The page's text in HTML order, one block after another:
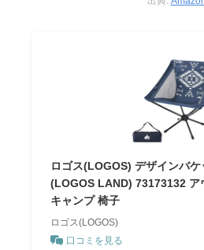
ロゴス(LOGOS) デザインバケ
(LOGOS LAND) 73173132 ア
キャンプ 椅子
ロゴス(LOGOS)
口コミを見る